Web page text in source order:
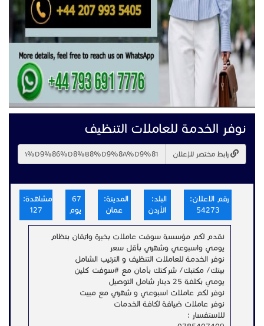
نوفر الخدمة للعاملات التنظيف
رابط مختصر للإعلان
رقم الاعلان:
54273
البلد:
الأردن
المدينة:
عمان
67
يوم
مشاهدة:
127
نقدم لكم مؤسسة سوفت عاملات بخبرة واتقان بنظام
يومي واسبوعي وشهري بأقل سعر
نوفر الخدمة للعاملات التنظيف و الترتيب الشامل
بيتك/ مكتبك/ شركتك بأمان مع #سوفت كلين
يومي بكلفة 25 دينار شامل التوصيل
نوفر لكم عاملات اسبوعي و شهري مع مبيت
نوفر عاملات ضيافة لكافة الخدمات
للاستفسار :